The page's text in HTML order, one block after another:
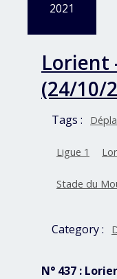
2021
Lorient
(24/10/
Tags :
Ligue 1
Stade du
Category :
N° 437 :